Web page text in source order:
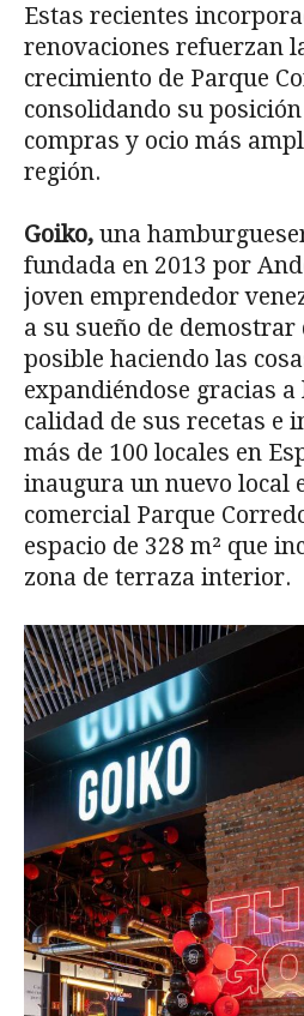
Estas recientes
renovaciones refuerzan
crecimiento de Parque
consolidando su
compras y ocio más
región.
Goiko, una
fundada en 2013 por
joven emprendedor
a su sueño de demostrar
posible haciendo las
expandiéndose gracias
calidad de sus recetas e
más de 100 locales en
inaugura un nuevo local
comercial Parque
espacio de 328 m² que
zona de terraza interior.